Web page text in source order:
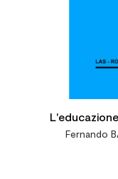
narrazione
Fernando